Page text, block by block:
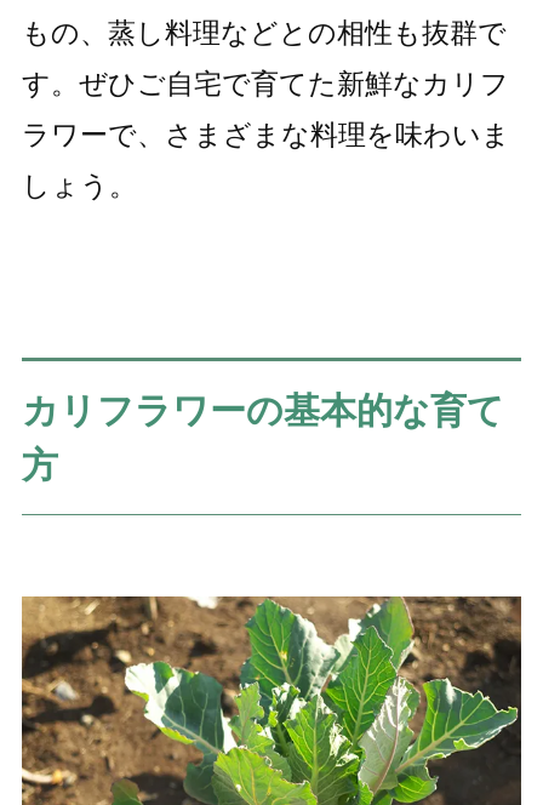
もの、蒸し料理などとの相性も抜群で
す。ぜひご自宅で育てた新鮮なカリフ
ラワーで、さまざまな料理を味わいま
しょう。
カリフラワーの基本的な育て
方